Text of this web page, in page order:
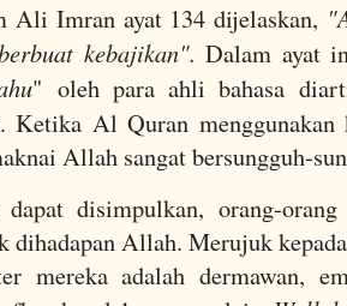
Ali Imran ayat 134 dijelaskan,
kebajikan".Dalam ayat
" oleh para ahli bahasa
Ketika Al Quran
Allah sangat bersungguh-
disimpulkan, orang-
dihadapan Allah. Merujuk
mereka adalah dermawan,